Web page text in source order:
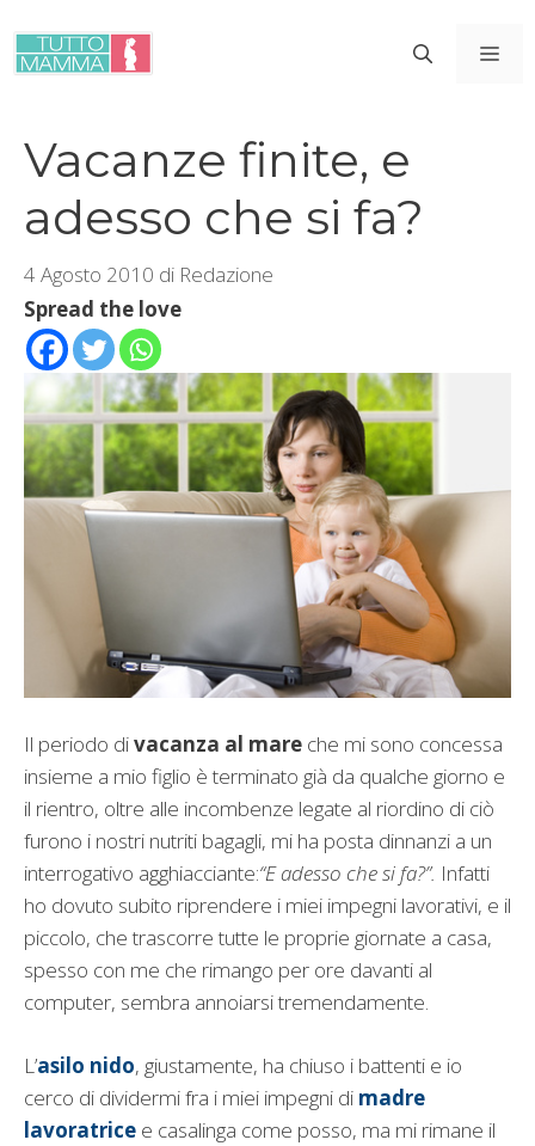
contenuto
Vacanze finite, e
adesso che si fa?
4 Agosto 2010 di Redazione
Spread the love
Il periodo divacanza al mare che mi sono concessa
insieme a mio figlio è terminato già da qualche giorno e
il rientro, oltre alle incombenze legate al riordino di ciò
furono i nostri nutriti bagagli, mi ha posta dinnanzi a un
interrogativo agghiacciante:“E adesso che si fa?”. Infatti
ho dovuto subito riprendere i miei impegni lavorativi, e il
piccolo, che trascorre tutte le proprie giornate a casa,
spesso con me che rimango per ore davanti al
computer, sembra annoiarsi tremendamente.
L’asilo nido, giustamente, ha chiuso i battenti e io
cerco di dividermi fra i miei impegni di madre
lavoratrice e casalinga come posso, ma mi rimane il